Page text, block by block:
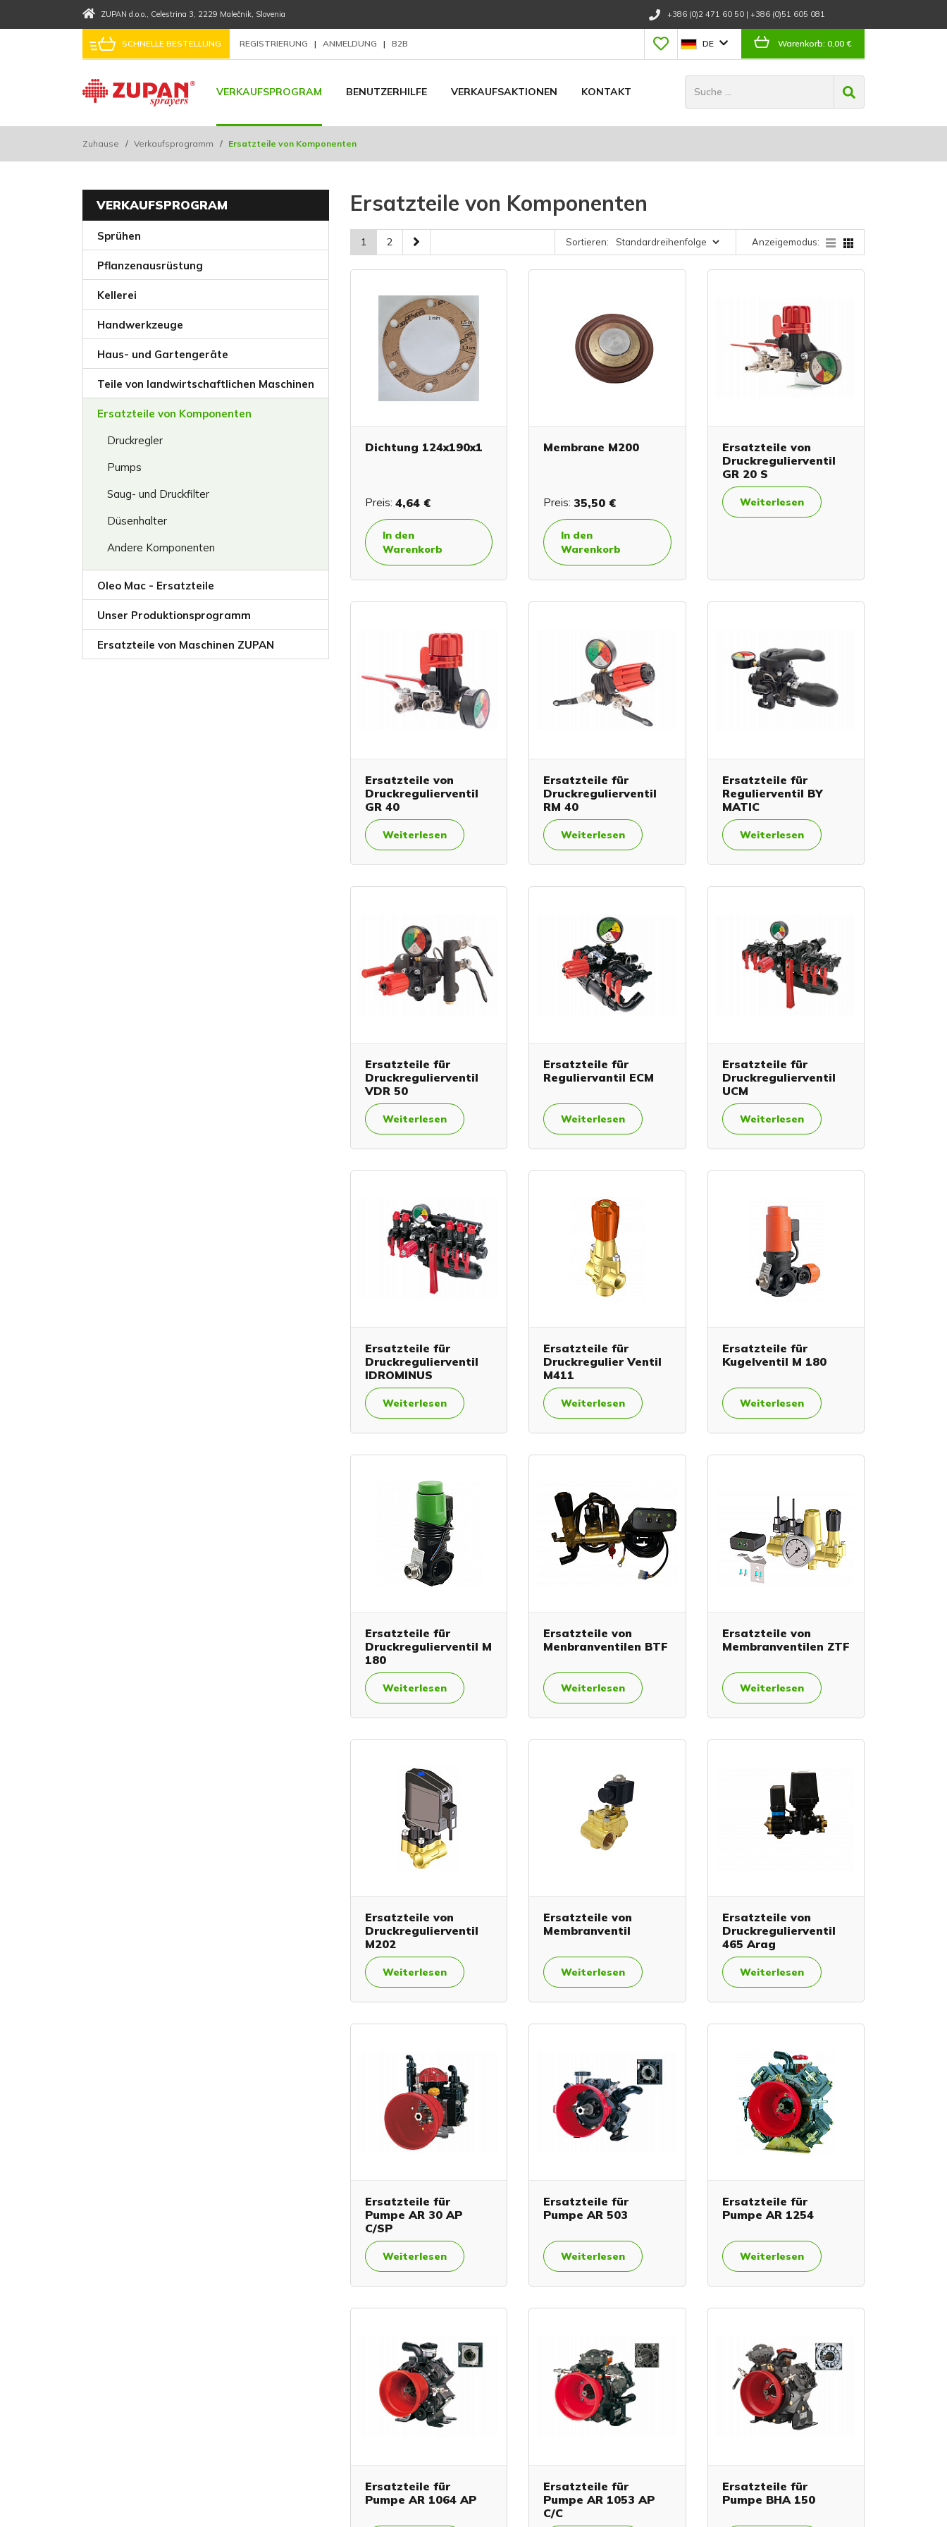
ZUPAN d.o.o., Celestrina 3, 2229 Malečnik, Slovenia +386 (0)2 471 60 50 | +386 (0)51 605 081
SCHNELLE BESTELLUNG REGISTRIERUNG | ANMELDUNG | B2B DE Warenkorb: 0,00 €
VERKAUFSPROGRAM BENUTZERHILFE VERKAUFSAKTIONEN KONTAKT
Zuhause / Verkaufsprogramm / Ersatzteile von Komponenten
VERKAUFSPROGRAM
Sprühen
Pflanzenausrüstung
Kellerei
Handwerkzeuge
Haus- und Gartengeräte
Teile von landwirtschaftlichen Maschinen
Ersatzteile von Komponenten
Druckregler
Pumps
Saug- und Druckfilter
Düsenhalter
Andere Komponenten
Oleo Mac - Ersatzteile
Unser Produktionsprogramm
Ersatzteile von Maschinen ZUPAN
Ersatzteile von Komponenten
1 2 Sortieren: Anzeigemodus:
Dichtung 124x190x1
Preis: 4,64 €
In den
Warenkorb
Membrane M200
Preis: 35,50 €
In den
Warenkorb
Ersatzteile von
Druckregulierventil
GR 20 S
Weiterlesen
Ersatzteile von
Druckregulierventil
GR 40
Weiterlesen
Ersatzteile für
Druckregulierventil
RM 40
Weiterlesen
Ersatzteile für
Regulierventil BY
MATIC
Weiterlesen
Ersatzteile für
Druckregulierventil
VDR 50
Weiterlesen
Ersatzteile für
Reguliervantil ECM
Weiterlesen
Ersatzteile für
Druckregulierventil
UCM
Weiterlesen
Ersatzteile für
Druckregulierventil
IDROMINUS
Weiterlesen
Ersatzteile für
Druckregulier Ventil
M411
Weiterlesen
Ersatzteile für
Kugelventil M 180
Weiterlesen
Ersatzteile für
Druckregulierventil M
180
Weiterlesen
Ersatzteile von
Menbranventilen BTF
Weiterlesen
Ersatzteile von
Membranventilen ZTF
Weiterlesen
Ersatzteile von
Druckregulierventil
M202
Weiterlesen
Ersatzteile von
Membranventil
Weiterlesen
Ersatzteile von
Druckregulierventil
465 Arag
Weiterlesen
Ersatzteile für
Pumpe AR 30 AP
C/SP
Weiterlesen
Ersatzteile für
Pumpe AR 503
Weiterlesen
Ersatzteile für
Pumpe AR 1254
Weiterlesen
Ersatzteile für
Pumpe AR 1064 AP
Ersatzteile für
Pumpe AR 1053 AP
C/C
Ersatzteile für
Pumpe BHA 150